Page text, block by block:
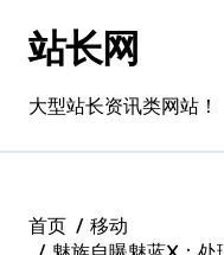
站长网
大型站长资讯类网站！
首页
移动